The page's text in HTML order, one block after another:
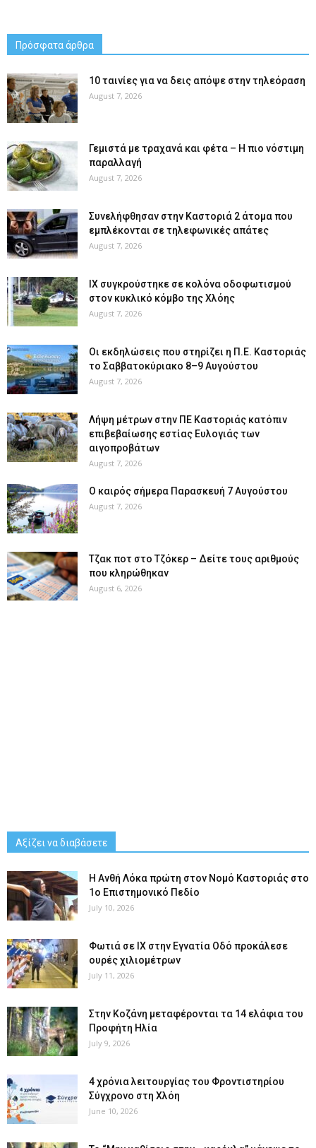
Πρόσφατα άρθρα
10 ταινίες για να δεις απόψε στην τηλεόραση
August 7, 2026
Γεμιστά με τραχανά και φέτα – Η πιο νόστιμη
παραλλαγή
August 7, 2026
Συνελήφθησαν στην Καστοριά 2 άτομα που
εμπλέκονται σε τηλεφωνικές απάτες
August 7, 2026
ΙΧ συγκρούστηκε σε κολόνα οδοφωτισμού
στον κυκλικό κόμβο της Χλόης
August 7, 2026
Οι εκδηλώσεις που στηρίζει η Π.Ε. Καστοριάς
το Σαββατοκύριακο 8–9 Αυγούστου
August 7, 2026
Λήψη μέτρων στην ΠΕ Καστοριάς κατόπιν
επιβεβαίωσης εστίας Ευλογιάς των
αιγοπροβάτων
August 7, 2026
Ο καιρός σήμερα Παρασκευή 7 Αυγούστου
August 7, 2026
Tζακ ποτ στο Τζόκερ – Δείτε τους αριθμούς
που κληρώθηκαν
August 6, 2026
Αξίζει να διαβάσετε
Η Ανθή Λόκα πρώτη στον Νομό Καστοριάς στο
1ο Επιστημονικό Πεδίο
July 10, 2026
Φωτιά σε ΙΧ στην Εγνατία Οδό προκάλεσε
ουρές χιλιομέτρων
July 11, 2026
Στην Κοζάνη μεταφέρονται τα 14 ελάφια του
Προφήτη Ηλία
July 9, 2026
4 χρόνια λειτουργίας του Φροντιστηρίου
Σύγχρονο στη Χλόη
June 10, 2026